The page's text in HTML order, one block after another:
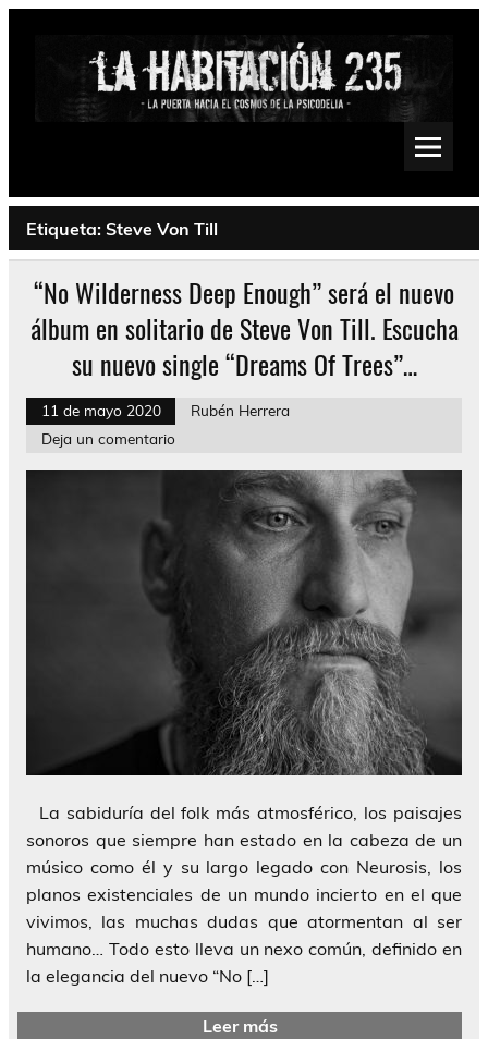
Saltar
Psychedelic, Stoner, Doom, Sludge, Fuzz, Space, Drone
Etiqueta: Steve Von Till
“No Wilderness Deep Enough” será el nuevo
álbum en solitario de Steve Von Till. Escucha
su nuevo single “Dreams Of Trees”…
11 de mayo 2020
Rubén Herrera
Deja un comentario
La sabiduría del folk más atmosférico, los paisajes
sonoros que siempre han estado en la cabeza de un
músico como él y su largo legado con Neurosis, los
planos existenciales de un mundo incierto en el que
vivimos, las muchas dudas que atormentan al ser
humano… Todo esto lleva un nexo común, definido en
la elegancia del nuevo “No […]
Leer más